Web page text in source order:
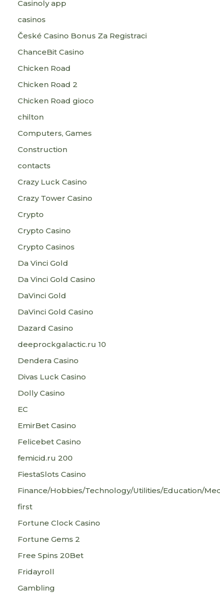
Casinoly app
casinos
České Casino Bonus Za Registraci
ChanceBit Casino
Chicken Road
Chicken Road 2
Chicken Road gioco
chilton
Computers, Games
Construction
contacts
Crazy Luck Casino
Crazy Tower Сasino
Crypto
Crypto Casino
Crypto Casinos
Da Vinci Gold
Da Vinci Gold Casino
DaVinci Gold
DaVinci Gold Casino
Dazard Casino
deeprockgalactic.ru 10
Dendera Casino
Divas Luck Casino
Dolly Casino
EC
EmirBet Casino
Felicebet Casino
femicid.ru 200
FiestaSlots Casino
Finance/Hobbies/Technology/Utilities/Education/
first
Fortune Clock Casino
Fortune Gems 2
Free Spins 20Bet
Fridayroll
Gambling